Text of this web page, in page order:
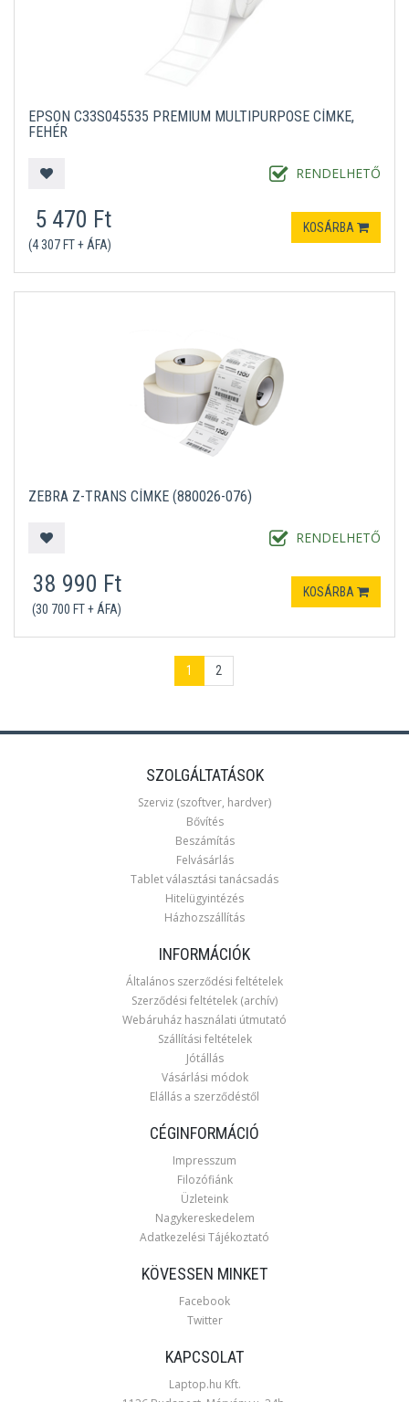
EPSON C33S045535 PREMIUM MULTIPURPOSE CÍMKE,
FEHÉR
RENDELHETŐ
5 470 Ft
(4 307 FT + ÁFA)
KOSÁRBA
ZEBRA Z-TRANS CÍMKE (880026-076)
RENDELHETŐ
38 990 Ft
(30 700 FT + ÁFA)
KOSÁRBA
1 2
SZOLGÁLTATÁSOK
Szerviz (szoftver, hardver)
Bővítés
Beszámítás
Felvásárlás
Tablet választási tanácsadás
Hitelügyintézés
Házhozszállítás
INFORMÁCIÓK
Általános szerződési feltételek
Szerződési feltételek (archív)
Webáruház használati útmutató
Szállítási feltételek
Jótállás
Vásárlási módok
Elállás a szerződéstől
CÉGINFORMÁCIÓ
Impresszum
Filozófiánk
Üzleteink
Nagykereskedelem
Adatkezelési Tájékoztató
KÖVESSEN MINKET
Facebook
Twitter
KAPCSOLAT
Laptop.hu Kft.